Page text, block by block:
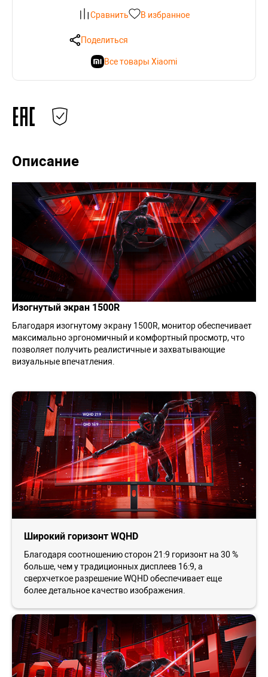
Сравнить В избранное
Поделиться
Все товары Xiaomi
Описание
Изогнутый экран 1500R
Благодаря изогнутому экрану 1500R, монитор обеспечивает
максимально эргономичный и комфортный просмотр, что
позволяет получить реалистичные и захватывающие
визуальные впечатления.
Широкий горизонт WQHD
Благодаря соотношению сторон 21:9 горизонт на 30 %
больше, чем у традиционных дисплеев 16:9, а
сверхчеткое разрешение WQHD обеспечивает еще
более детальное качество изображения.